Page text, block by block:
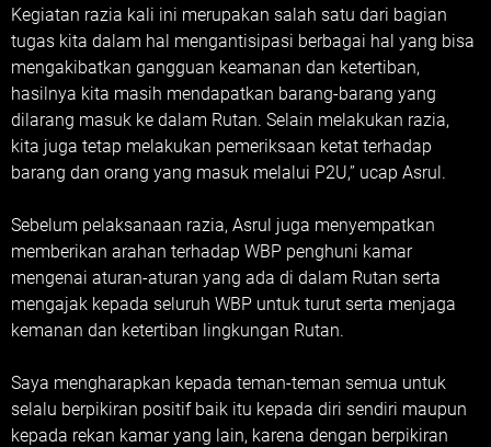
Kegiatan razia kali ini merupakan salah satu dari bagian
tugas kita dalam hal mengantisipasi berbagai hal yang bisa
mengakibatkan gangguan keamanan dan ketertiban,
hasilnya kita masih mendapatkan barang-barang yang
dilarang masuk ke dalam Rutan. Selain melakukan razia,
kita juga tetap melakukan pemeriksaan ketat terhadap
barang dan orang yang masuk melalui P2U,” ucap Asrul.
Sebelum pelaksanaan razia, Asrul juga menyempatkan
memberikan arahan terhadap WBP penghuni kamar
mengenai aturan-aturan yang ada di dalam Rutan serta
mengajak kepada seluruh WBP untuk turut serta menjaga
kemanan dan ketertiban lingkungan Rutan.
Saya mengharapkan kepada teman-teman semua untuk
selalu berpikiran positif baik itu kepada diri sendiri maupun
kepada rekan kamar yang lain, karena dengan berpikiran